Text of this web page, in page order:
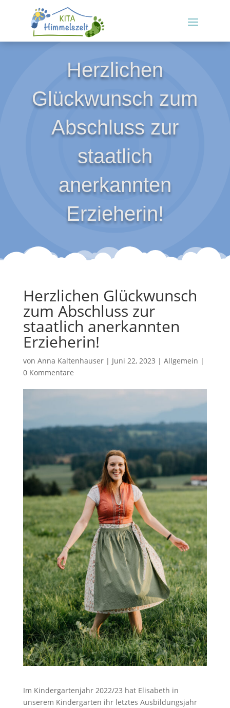
Herzlichen
Glückwunsch zum
Abschluss zur
staatlich
anerkannten
Erzieherin!
Herzlichen Glückwunsch
zum Abschluss zur
staatlich anerkannten
Erzieherin!
von Anna Kaltenhauser| Juni 22, 2023 | Allgemein |
0 Kommentare
Im Kindergartenjahr 2022/23 hat Elisabeth in
unserem Kindergarten ihr letztes Ausbildungsjahr